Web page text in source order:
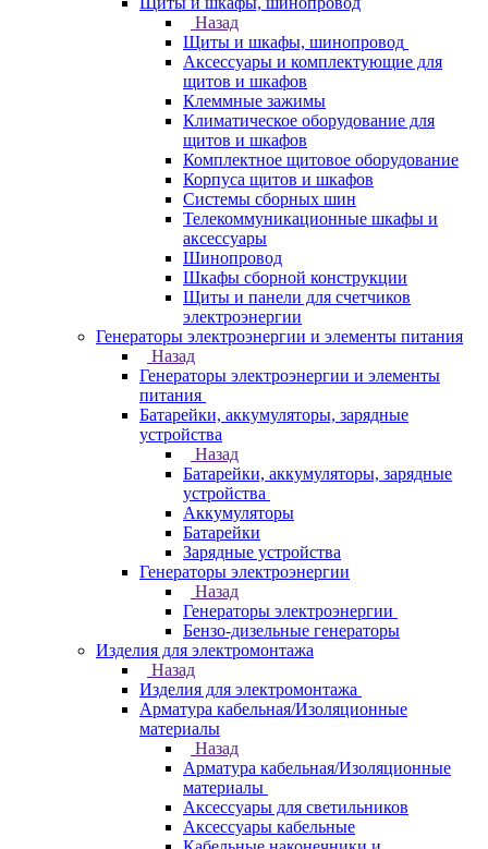
Назад
Щиты и шкафы, шинопровод
Аксессуары и комплектующие для
щитов и шкафов
Клеммные зажимы
Климатическое оборудование для
щитов и шкафов
Комплектное щитовое оборудование
Корпуса щитов и шкафов
Системы сборных шин
Телекоммуникационные шкафы и
аксессуары
Шинопровод
Шкафы сборной конструкции
Щиты и панели для счетчиков
электроэнергии
Генераторы электроэнергии и элементы питания
Назад
Генераторы электроэнергии и элементы
питания
Батарейки, аккумуляторы, зарядные
устройства
Назад
Батарейки, аккумуляторы, зарядные
устройства
Аккумуляторы
Батарейки
Зарядные устройства
Генераторы электроэнергии
Назад
Генераторы электроэнергии
Бензо-дизельные генераторы
Изделия для электромонтажа
Назад
Изделия для электромонтажа
Арматура кабельная/Изоляционные
материалы
Назад
Арматура кабельная/Изоляционные
материалы
Аксессуары для светильников
Аксессуары кабельные